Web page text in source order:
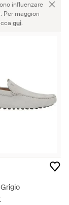
influenzare
Per maggiori
qui.